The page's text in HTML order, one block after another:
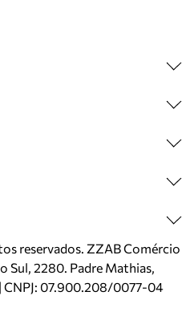
reservados. ZZAB Comércio
Sul, 2280. Padre Mathias,
CNPJ: 07.900.208/0077-04